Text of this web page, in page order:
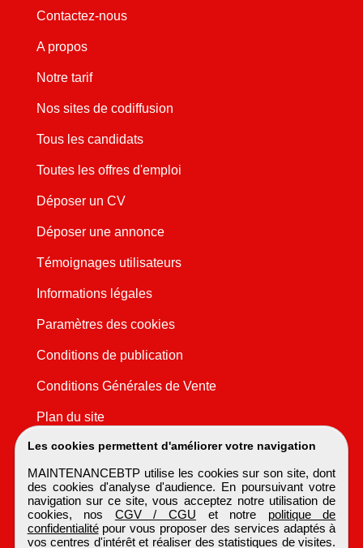
Les cookies permettent d'améliorer votre navigation
MAINTENANCEBTP utilise les cookies sur son site, dont
des cookies d'analyse d'audience. En poursuivant votre
navigation sur ce site, vous acceptez notre utilisation de
cookies, nos CGV / CGU et notre politique de
confidentialitépour vous proposer des services adaptés à
vos centres d'intérêt et réaliser des statistiques de visites.
Contactez-nous
A propos
Notre tarif
Nos sites de codiffusion
Tous les candidats
Toutes les offres d'emploi
Déposer un CV
Déposer une annonce
Témoignages utilisateurs
Informations légales
Paramètres des cookies
Conditions de publication
Conditions Générales de Vente
Plan du site